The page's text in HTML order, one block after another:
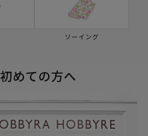
ソーイング
初めての方へ